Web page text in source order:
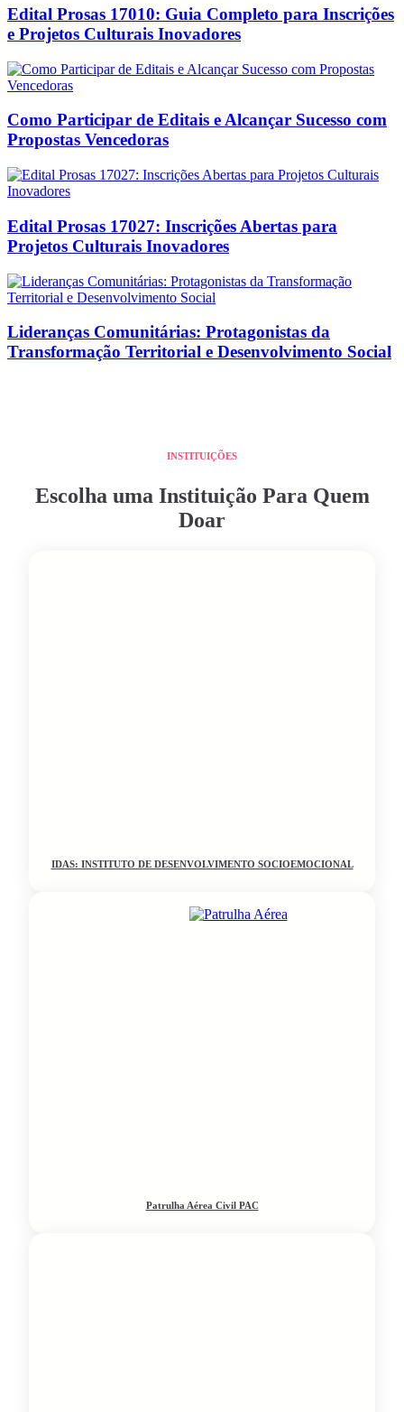
Edital Prosas 17010: Guia Completo para Inscrições
e Projetos Culturais Inovadores
Como Participar de Editais e Alcançar Sucesso com
Propostas Vencedoras
Edital Prosas 17027: Inscrições Abertas para
Projetos Culturais Inovadores
Lideranças Comunitárias: Protagonistas da
Transformação Territorial e Desenvolvimento Social
INSTITUIÇÕES
Escolha uma Instituição Para Quem
Doar
IDAS: INSTITUTO DE DESENVOLVIMENTO SOCIOEMOCIONAL
Patrulha Aérea Civil PAC